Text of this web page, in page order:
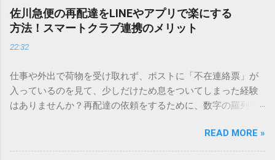
し、似た漢字が多すぎて結局見つからないことも少なくあり
ません。 そこで今回は、IMEパッドを使わずに、特定のコー
ドを打ち込むだけで一瞬で旧字や外字、特殊記号を呼び出す
「文字コード入力」のテクニックを詳しく解説します。 この
必要はありません。 1. なぜ「変換」しても旧字・外字が出て
こないのか？ そもそも、なぜ普通の変換で出てこない漢字が
あるのでしょうか。その理由は、パソコンが文字を認識する
は、JIS規格（日本産業規格）によって「第1水準」「第2水
準」といった形で整理されています。しかし、人名や地名に
佐川急便の再配達をLINEやアプリで楽にする
方法！スマートクラブ連携のメリット
22:32
仕事や外出で荷物を受け取れず、ポストに「不在連絡票」が
入っているのを見て、少しだけため息をついてしまった経験
はありませんか？再配達の依頼をするために、数字の羅列を
ことに申し訳なさを感じたりすることもあるかもしれませ
ん。 「もっとスムーズに、自分のタイミングで受け取りた
READ MORE »